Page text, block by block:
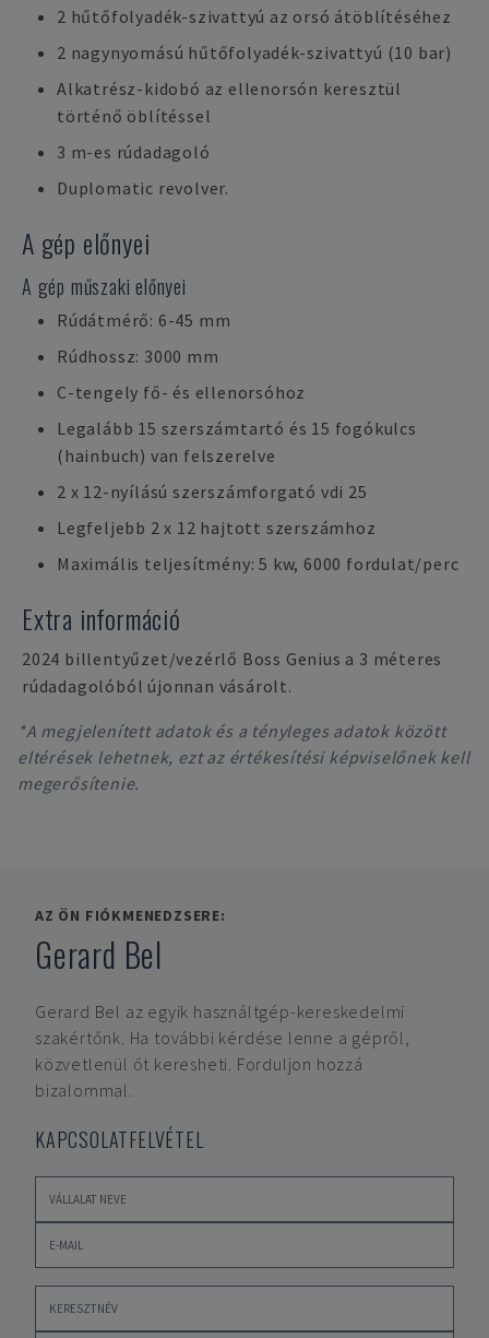
2 hűtőfolyadék-szivattyú az orsó átöblítéséhez
2 nagynyomású hűtőfolyadék-szivattyú (10 bar)
Alkatrész-kidobó az ellenorsón keresztül
történő öblítéssel
3 m-es rúdadagoló
Duplomatic revolver.
A gép előnyei
A gép műszaki előnyei
Rúdátmérő: 6-45 mm
Rúdhossz: 3000 mm
C-tengely fő- és ellenorsóhoz
Legalább 15 szerszámtartó és 15 fogókulcs
(hainbuch) van felszerelve
2 x 12-nyílású szerszámforgató vdi 25
Legfeljebb 2 x 12 hajtott szerszámhoz
Maximális teljesítmény: 5 kw, 6000 fordulat/perc
Extra információ
2024 billentyűzet/vezérlő Boss Genius a 3 méteres
rúdadagolóból újonnan vásárolt.
*A megjelenített adatok és a tényleges adatok között
eltérések lehetnek, ezt az értékesítési képviselőnek kell
megerősítenie.
AZ ÖN FIÓKMENEDZSERE:
Gerard Bel
Gerard Bel az egyik használtgép-kereskedelmi
szakértőnk. Ha további kérdése lenne a gépről,
közvetlenül őt keresheti. Forduljon hozzá
bizalommal.
KAPCSOLATFELVÉTEL